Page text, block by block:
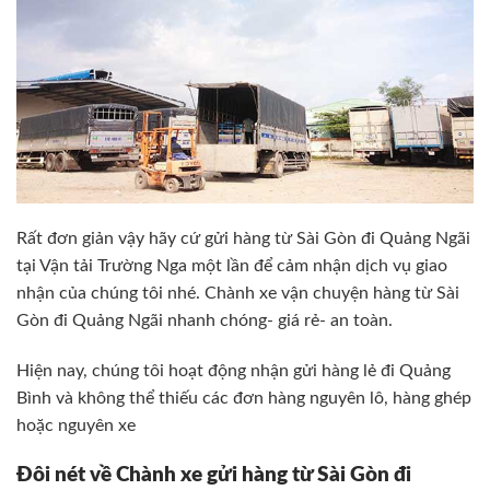
Rất đơn giản vậy hãy cứ gửi hàng từ Sài Gòn đi Quảng Ngãi
tại Vận tải Trường Nga một lần để cảm nhận dịch vụ giao
nhận của chúng tôi nhé. Chành xe vận chuyện hàng từ Sài
Gòn đi Quảng Ngãi nhanh chóng- giá rẻ- an toàn.
Hiện nay, chúng tôi hoạt động nhận gửi hàng lẻ đi Quảng
Bình và không thể thiếu các đơn hàng nguyên lô, hàng ghép
hoặc nguyên xe
Đôi nét về Chành xe gửi hàng từ Sài Gòn đi